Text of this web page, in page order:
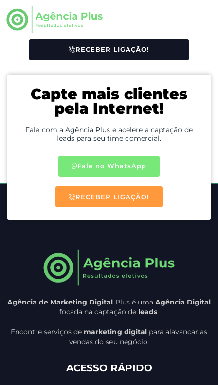
RECEBER LIGAÇÃO!
Capte mais clientes
pela Internet!
Fale com a Agência Plus e acelere a captação de
leads para seu time comercial.
Fale no WhatsApp
RECEBER LIGAÇÃO!
Agência de Marketing Digital Plus é uma Agência Digital
focada na captação de leads.
Encontre serviços de marketing digitalpara alavancar as
vendas do seu negócio.
ACESSO RÁPIDO